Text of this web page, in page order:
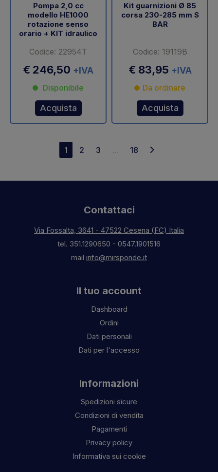
Pompa 2,0 cc
modello HE1000
rotazione senso
orario + KIT idraulico
Codice: 22954T
€ 246,50 +IVA
Disponibile
Acquista
Kit guarnizioni Ø 85
corsa 230-285 mm S
BAR
Codice: 19119B
€ 83,95 +IVA
Da ordinare
Acquista
1 2 3 ... 18
Contattaci
Via Fossalta, 3641 - 47522 Cesena (FC) Italia
tel. 351.1290650 - 0547.1901516
mail info@mirsponde.it
Il tuo account
Dashboard
Ordini
Dati personali
Dati per l'accesso
Informazioni
Spedizioni sicure
Condizioni di vendita
Pagamenti
Privacy policy
Informativa sui cookie